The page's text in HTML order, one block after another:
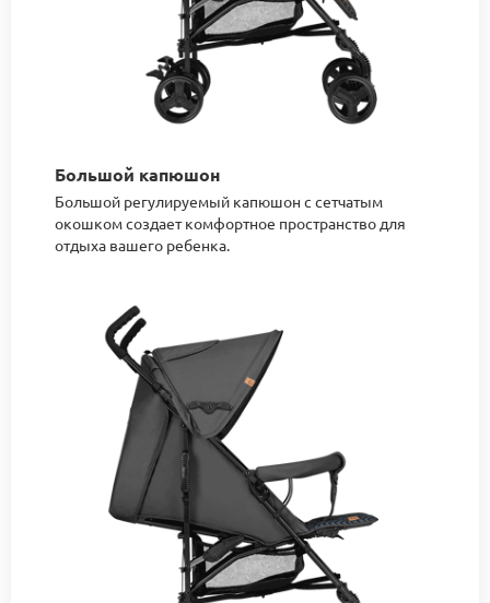
Большой капюшон
Большой регулируемый капюшон с сетчатым
окошком создает комфортное пространство для
отдыха вашего ребенка.